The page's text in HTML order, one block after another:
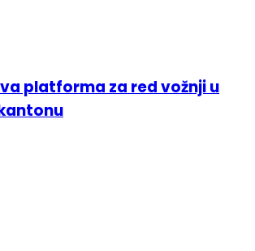
platforma za red vožnji u